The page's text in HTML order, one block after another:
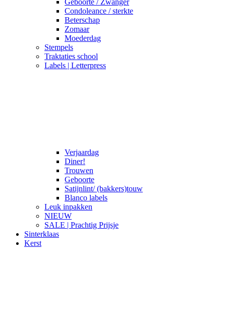
Geboorte / Zwanger
Condoleance / sterkte
Beterschap
Zomaar
Moederdag
Stempels
Traktaties school
Labels | Letterpress
Verjaardag
Diner!
Trouwen
Geboorte
Satijnlint/ (bakkers)touw
Blanco labels
Leuk inpakken
NIEUW
SALE | Prachtig Prijsje
Sinterklaas
Kerst